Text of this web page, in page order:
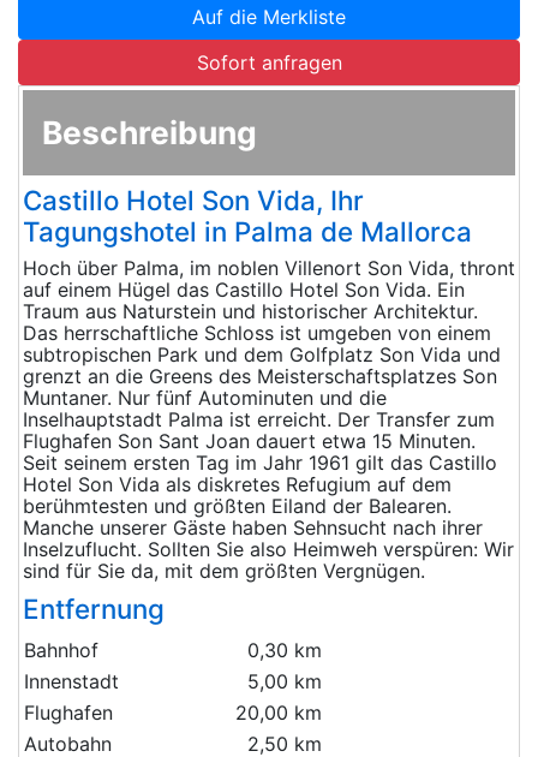
Auf die Merkliste
Sofort anfragen
Beschreibung
Castillo Hotel Son Vida, Ihr
Tagungshotel in Palma de Mallorca
Hoch über Palma, im noblen Villenort Son Vida, thront
auf einem Hügel das Castillo Hotel Son Vida. Ein
Traum aus Naturstein und historischer Architektur.
Das herrschaftliche Schloss ist umgeben von einem
subtropischen Park und dem Golfplatz Son Vida und
grenzt an die Greens des Meisterschaftsplatzes Son
Muntaner. Nur fünf Autominuten und die
Inselhauptstadt Palma ist erreicht. Der Transfer zum
Flughafen Son Sant Joan dauert etwa 15 Minuten.
Seit seinem ersten Tag im Jahr 1961 gilt das Castillo
Hotel Son Vida als diskretes Refugium auf dem
berühmtesten und größten Eiland der Balearen.
Manche unserer Gäste haben Sehnsucht nach ihrer
Inselzuflucht. Sollten Sie also Heimweh verspüren: Wir
sind für Sie da, mit dem größten Vergnügen.
Entfernung
Bahnhof
0,30 km
Innenstadt
5,00 km
Flughafen
20,00 km
Autobahn
2,50 km